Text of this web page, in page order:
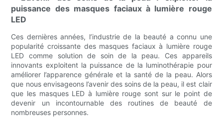
puissance des masques faciaux à lumière rouge
LED
Ces dernières années, l’industrie de la beauté a connu une
popularité croissante des masques faciaux à lumière rouge
LED comme solution de soin de la peau. Ces appareils
innovants exploitent la puissance de la luminothérapie pour
améliorer l’apparence générale et la santé de la peau. Alors
que nous envisageons l’avenir des soins de la peau, il est clair
que les masques LED à lumière rouge sont sur le point de
devenir un incontournable des routines de beauté de
nombreuses personnes.